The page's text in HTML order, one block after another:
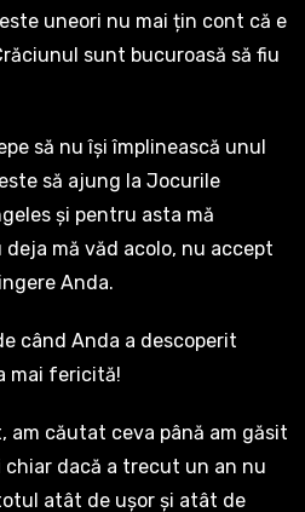
uneori nu mai țin cont că e
sunt bucuroasă să fiu
să nu își împlinească unul
să ajung la Jocurile
și pentru asta mă
mă văd acolo, nu accept
Anda.
când Anda a descoperit
mai fericită!
am căutat ceva până am găsit
dacă a trecut un an nu
atât de ușor și atât de